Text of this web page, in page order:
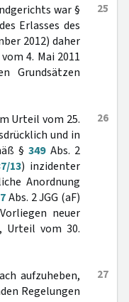
25
war §
Erlasses des
2012) daher
4. Mai 2011
Grundsätzen
26
Urteil vom 25.
und in
§349Abs. 2
13) inzidenter
Anordnung
7Abs. 2 JGG (aF)
neuer
Urteil vom 30.
27
aufzuheben,
Regelungen